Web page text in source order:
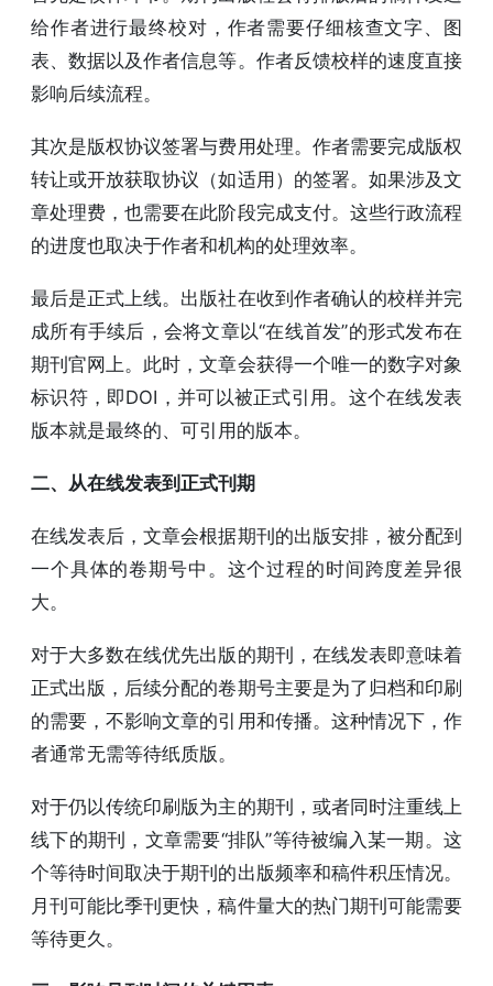
给作者进行最终校对，作者需要仔细核查文字、图
表、数据以及作者信息等。作者反馈校样的速度直接
影响后续流程。
其次是版权协议签署与费用处理。作者需要完成版权
转让或开放获取协议（如适用）的签署。如果涉及文
章处理费，也需要在此阶段完成支付。这些行政流程
的进度也取决于作者和机构的处理效率。
最后是正式上线。出版社在收到作者确认的校样并完
成所有手续后，会将文章以“在线首发”的形式发布在
期刊官网上。此时，文章会获得一个唯一的数字对象
标识符，即DOI，并可以被正式引用。这个在线发表
版本就是最终的、可引用的版本。
二、从在线发表到正式刊期
在线发表后，文章会根据期刊的出版安排，被分配到
一个具体的卷期号中。这个过程的时间跨度差异很
大。
对于大多数在线优先出版的期刊，在线发表即意味着
正式出版，后续分配的卷期号主要是为了归档和印刷
的需要，不影响文章的引用和传播。这种情况下，作
者通常无需等待纸质版。
对于仍以传统印刷版为主的期刊，或者同时注重线上
线下的期刊，文章需要“排队”等待被编入某一期。这
个等待时间取决于期刊的出版频率和稿件积压情况。
月刊可能比季刊更快，稿件量大的热门期刊可能需要
等待更久。